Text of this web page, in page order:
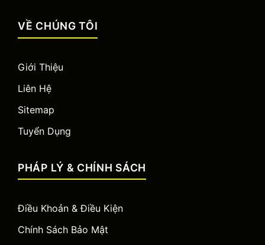
VỀ CHÚNG TÔI
Giới Thiệu
Liên Hệ
Sitemap
Tuyển Dụng
PHÁP LÝ & CHÍNH SÁCH
Điều Khoản & Điều Kiện
Chính Sách Bảo Mật